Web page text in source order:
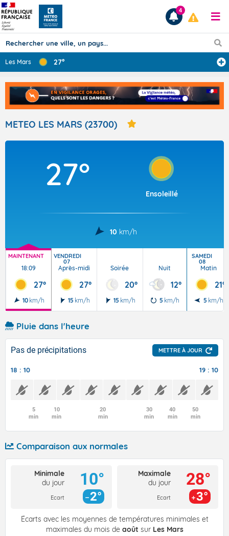
Prévisions
TOUS LES RÉSULTATS
Articles
4
Les Mars 27°
METEO LES MARS (23700)
27°
Ensoleillé
10 km/h
MAINTENANT
18:09
27°
10 km/h
VENDREDI
07
Après-midi
27°
15 km/h
Soirée
20°
15 km/h
Nuit
12°
5 km/h
SAMEDI
08
Matin
21°
5 km/h
Pluie dans l'heure
Pas de précipitations METTRE À JOUR
18 : 10 19 : 10
5
min
10
min
20
min
30
min
40
min
50
min
Comparaison aux normales
Minimale
du jour
Ecart
10°
2°
Maximale
du jour
Ecart
28°
3°
Écarts avec les moyennes de températures minimales et
maximales du mois de août sur Les Mars